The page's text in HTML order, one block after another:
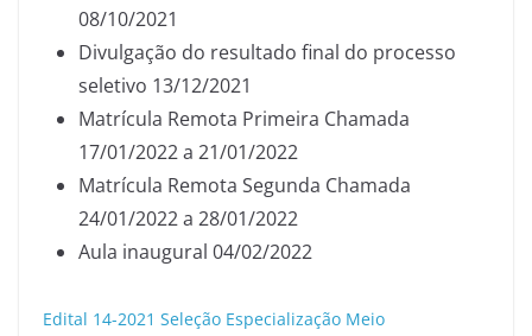
08/10/2021
Divulgação do resultado final do processo
seletivo 13/12/2021
Matrícula Remota Primeira Chamada
17/01/2022 a 21/01/2022
Matrícula Remota Segunda Chamada
24/01/2022 a 28/01/2022
Aula inaugural 04/02/2022
Edital 14-2021 Seleção Especialização Meio